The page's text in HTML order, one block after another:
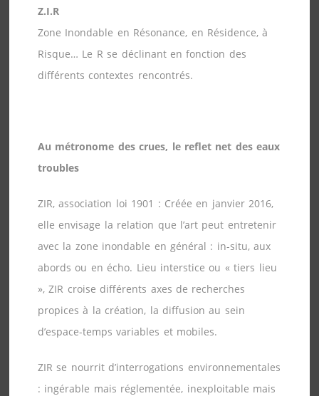
Z.I.R
Zone Inondable en Résonance, en Résidence, à
Risque… Le R se déclinant en fonction des
différents contextes rencontrés.
Au métronome des crues, le reflet net des eaux
troubles
ZIR, association loi 1901 : Créée en janvier 2016,
elle envisage la relation que l’art peut entretenir
avec la zone inondable en général : in-situ, aux
abords ou en écho. Lieu interstice ou « tiers lieu
», ZIR croise différents axes de recherches
propices à la création, la diffusion au sein
d’espace-temps variables et mobiles.
ZIR se nourrit d’interrogations environnementales
: ingérable mais réglementée, inexploitable mais